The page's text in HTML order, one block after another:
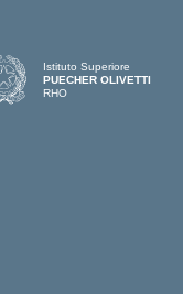
Istituto Superiore
PUECHER OLIVETTI
RHO